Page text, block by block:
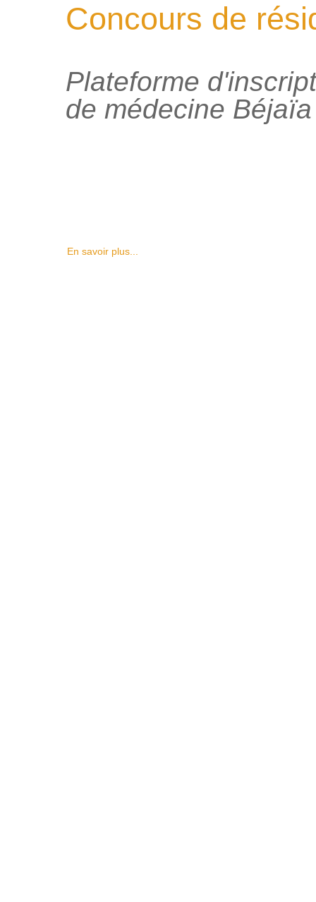
Concours de
Plateforme
de médecine Béjaïa
En savoir plus...